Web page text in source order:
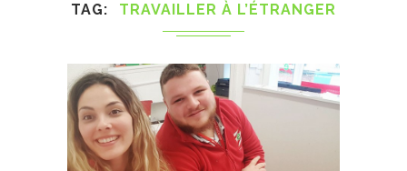
TAG TRAVAILLER À L’ÉTRANGER